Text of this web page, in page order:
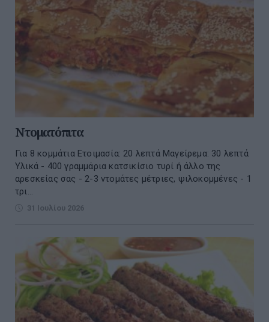
Ντοματόπιτα
Για 8 κομμάτια Ετοιμασία: 20 λεπτά Μαγείρεμα: 30 λεπτά
Υλικά - 400 γραμμάρια κατσικίσιο τυρί ή άλλο της
αρεσκείας σας - 2-3 ντομάτες μέτριες, ψιλοκομμένες - 1
τρι...
31 Ιουλίου 2026